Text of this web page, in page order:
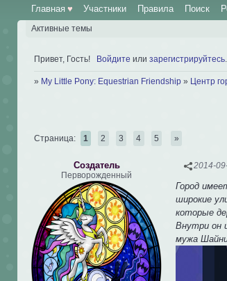
Главная ♥ Участники Правила Поиск
Активные темы
Привет, Гость! Войдите или зарегистрируйтесь
» My Little Pony: Equestrian Friendship » Центр
Страница: 1 2 3 4 5 »
2014-
Создатель
Перворожденный
Город
широкие
которые
Внутри он
мужа